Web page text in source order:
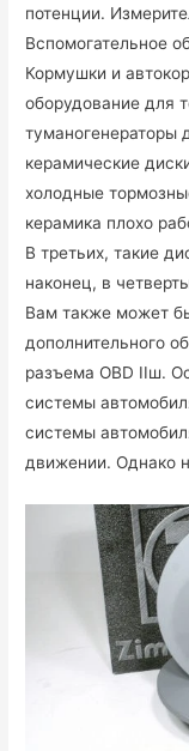
потенции.
Вспомогательное
Кормушки и
оборудование для
туманогенераторы
керамические
холодные
керамика плохо
В третьих, такие
наконец, в
Вам также может
дополнительного
разъема OBD IIш.
системы
системы
движении. Однако